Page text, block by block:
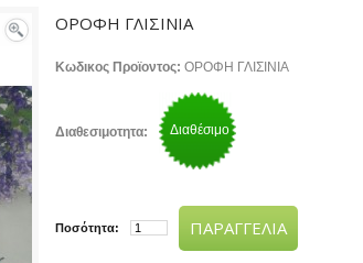
ΟΡΟΦΗ ΓΛΙΣΙΝΙΑ
Κωδικος Προϊοντος: ΟΡΟΦΗ ΓΛΙΣΙΝΙΑ
Διαθεσιμοτητα: Διαθέσιμο
Ποσότητα: ΠΑΡΑΓΓΕΛΙΑ